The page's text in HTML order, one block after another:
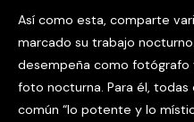
Así como esta, comparte
marcado su trabajo
desempeña como fotógrafo
foto nocturna. Para él,
común “lo potente y lo